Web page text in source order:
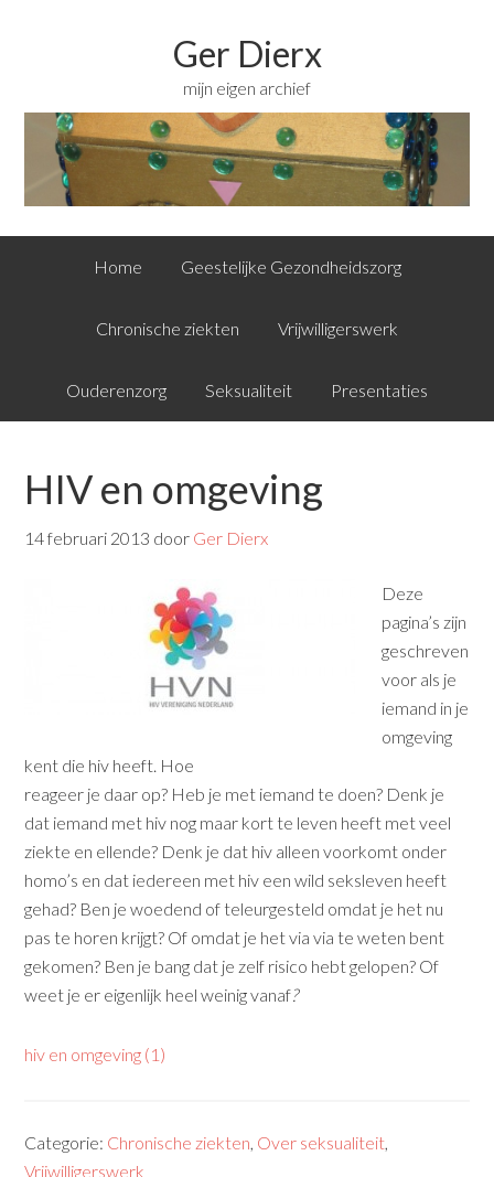
Ger Dierx
mijn eigen archief
Home Geestelijke Gezondheidszorg
Chronische ziekten Vrijwilligerswerk
Ouderenzorg Seksualiteit Presentaties
HIV en omgeving
14 februari 2013 door Ger Dierx
Deze
pagina’s zijn
geschreven
voor als je
iemand in je
omgeving
kent die hiv heeft. Hoe
reageer je daar op? Heb je met iemand te doen? Denk je
dat iemand met hiv nog maar kort te leven heeft met veel
ziekte en ellende? Denk je dat hiv alleen voorkomt onder
homo’s en dat iedereen met hiv een wild seksleven heeft
gehad? Ben je woedend of teleurgesteld omdat je het nu
pas te horen krijgt? Of omdat je het via via te weten bent
gekomen? Ben je bang dat je zelf risico hebt gelopen? Of
weet je er eigenlijk heel weinig vanaf?
hiv en omgeving (1)
Categorie: Chronische ziekten, Over seksualiteit,
Vrijwilligerswerk